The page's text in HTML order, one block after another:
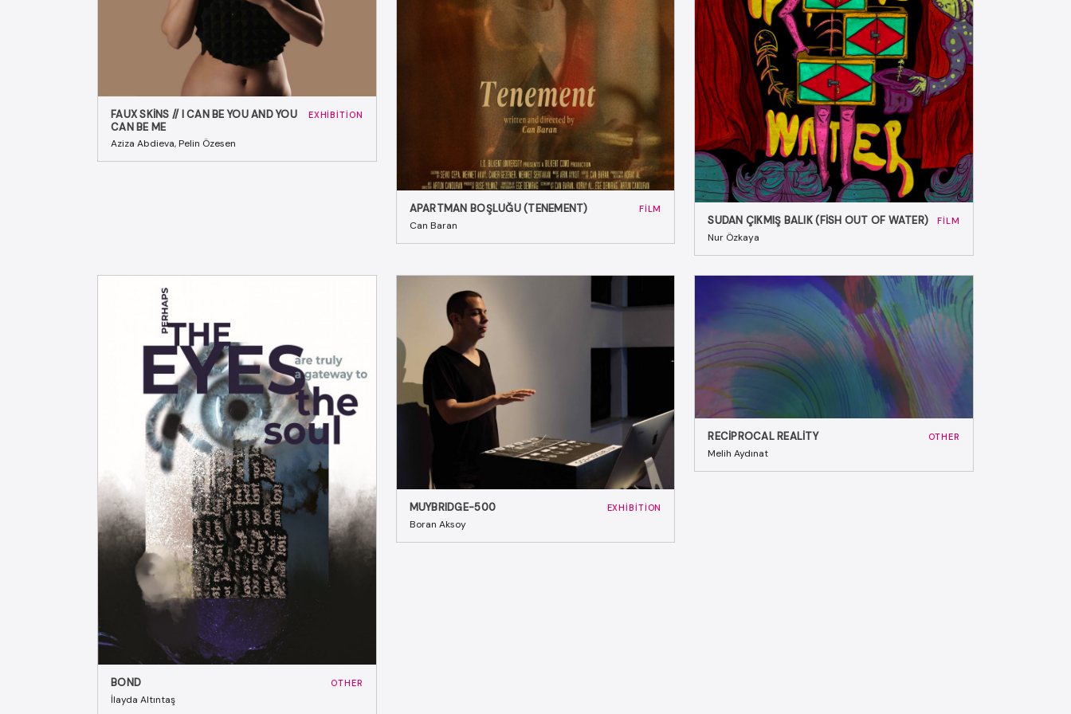
FAUX SKINS // I CAN BE YOU AND YOU
CAN BE ME
EXHIBITION
Aziza Abdieva, Pelin Özesen
APARTMAN BOŞLUĞU (TENEMENT) FILM
Can Baran SUDAN ÇIKMIŞ BALIK (FISH OUT OF WATER) FILM
Nur Özkaya
BOND OTHER
İlayda Altıntaş
MUYBRIDGE-500 EXHIBITION
Boran Aksoy
RECIPROCAL REALITY OTHER
Melih Aydınat